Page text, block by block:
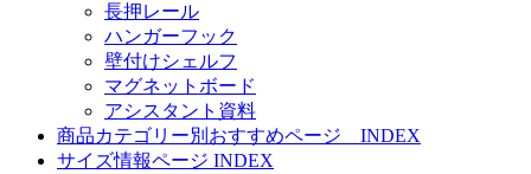
長押レール
ハンガーフック
壁付けシェルフ
マグネットボード
アシスタント資料
商品カテゴリー別おすすめページ INDEX
サイズ情報ページ INDEX